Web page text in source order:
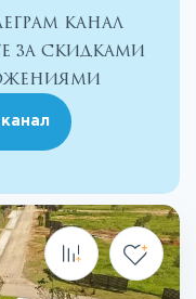
канал
за скидками